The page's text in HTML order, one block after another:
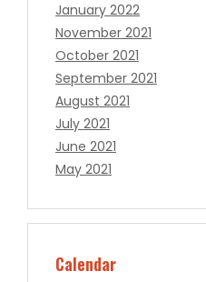
January 2022
November 2021
October 2021
September 2021
August 2021
July 2021
June 2021
May 2021
Calendar